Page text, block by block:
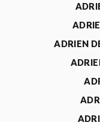
ADRIEN